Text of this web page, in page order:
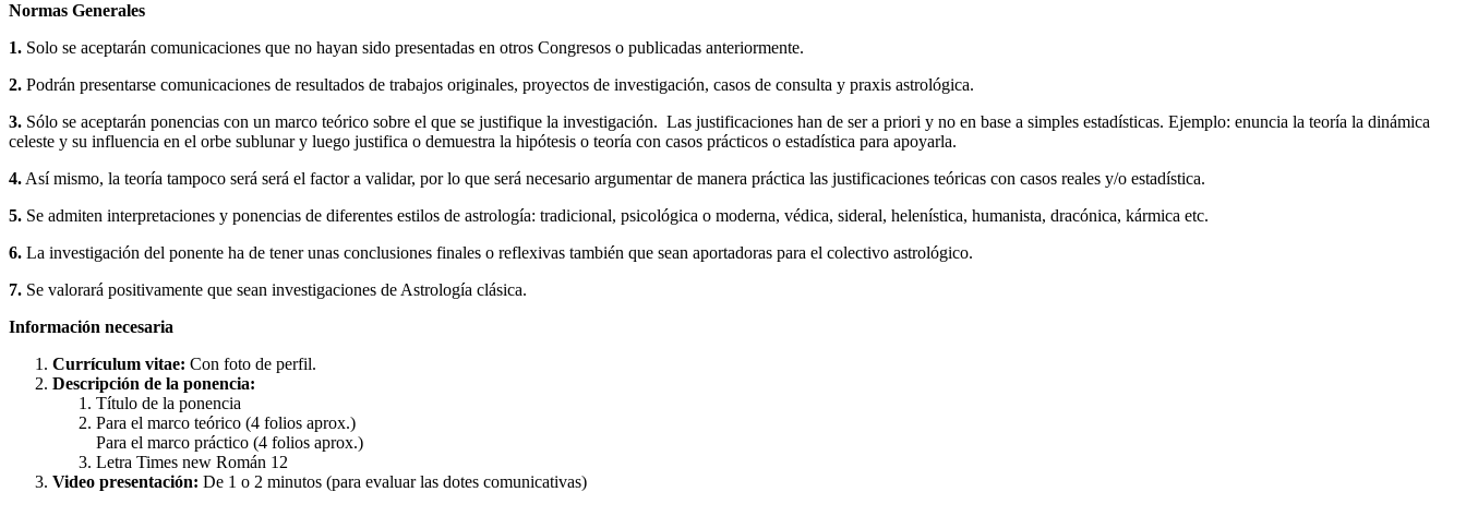
Normas Generales
1. Solo se aceptarán comunicaciones que no hayan sido presentadas en otros Congresos o publicadas anteriormente.
2. Podrán presentarse comunicaciones de resultados de trabajos originales, proyectos de investigación, casos de consulta y praxis astrológica.
3. Sólo se aceptarán ponencias con un marco teórico sobre el que se justifique la investigación. Las justificaciones han de ser a priori y no en base a simples estadísticas. Ejemplo: enuncia la teoría la dinámica
celeste y su influencia en el orbe sublunar y luego justifica o demuestra la hipótesis o teoría con casos prácticos o estadística para apoyarla.
4. Así mismo, la teoría tampoco será será el factor a validar, por lo que será necesario argumentar de manera práctica las justificaciones teóricas con casos reales y/o estadística.
5. Se admiten interpretaciones y ponencias de diferentes estilos de astrología: tradicional, psicológica o moderna, védica, sideral, helenística, humanista, dracónica, kármica etc.
6. La investigación del ponente ha de tener unas conclusiones finales o reflexivas también que sean aportadoras para el colectivo astrológico.
7. Se valorará positivamente que sean investigaciones de Astrología clásica.
Información necesaria
Currículum vitae: Con foto de perfil.
Descripción de la ponencia:
Título de la ponencia
Para el marco teórico (4 folios aprox.)
Para el marco práctico (4 folios aprox.)
Letra Times new Román 12
Video presentación: De 1 o 2 minutos (para evaluar las dotes comunicativas)